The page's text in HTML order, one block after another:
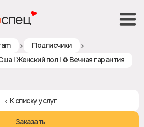
> Подписчики >
| Женский пол | ♻ Вечная гарантия
< К списку услуг
Заказать